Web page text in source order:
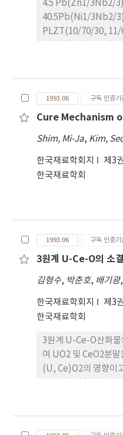
4.5 Pb(Zn1/3Nb2/
40.5Pb(Ni1/3Nb2/
PLZT(10/70/30, 11/
변형율 특성을 조사
결합제가 34-36wt%
없는 양호한 thick
조성 차이에 의한 구
30μm 정도였다. 경사
온도롸 같은 유전특성
단일 조성의 시편보
1993.06 구독 인증
Cure Mechanism
Shim, Mi-Ja, Kim,
한국재료학회지 제3
한국재료학회
1993.06 구독 인증
3원계 U-Ce-O의 소
김형수, 박춘호, 배기광,
한국재료학회지 제3
한국재료학회
3원계 U-Ce-O산화물
여 UO2 및 CeO2분
(U, Ce)O2의 영향이
록 소결이 지연됨을